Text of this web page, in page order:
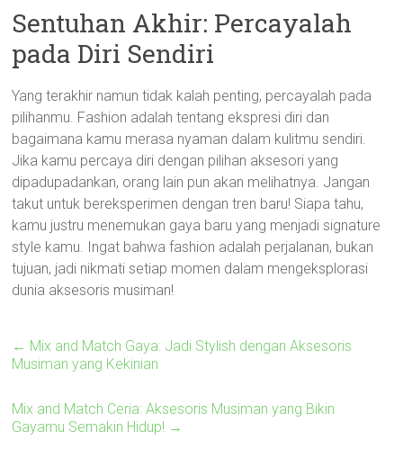
Sentuhan Akhir: Percayalah
pada Diri Sendiri
Yang terakhir namun tidak kalah penting, percayalah pada
pilihanmu. Fashion adalah tentang ekspresi diri dan
bagaimana kamu merasa nyaman dalam kulitmu sendiri.
Jika kamu percaya diri dengan pilihan aksesori yang
dipadupadankan, orang lain pun akan melihatnya. Jangan
takut untuk bereksperimen dengan tren baru! Siapa tahu,
kamu justru menemukan gaya baru yang menjadi signature
style kamu. Ingat bahwa fashion adalah perjalanan, bukan
tujuan, jadi nikmati setiap momen dalam mengeksplorasi
dunia aksesoris musiman!
← Mix and Match Gaya: Jadi Stylish dengan Aksesoris
Musiman yang Kekinian
Mix and Match Ceria: Aksesoris Musiman yang Bikin
Gayamu Semakin Hidup! →